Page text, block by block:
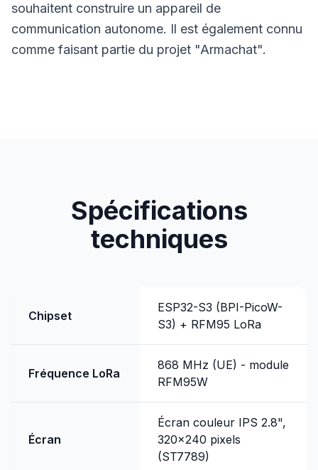
souhaitent construire un appareil de
communication autonome. Il est également connu
comme faisant partie du projet "Armachat".
Spécifications
techniques
Chipset
ESP32-S3 (BPI-PicoW-
S3) + RFM95 LoRa
Fréquence LoRa
868 MHz (UE) - module
RFM95W
Écran
Écran couleur IPS 2.8",
320x240 pixels
(ST7789)